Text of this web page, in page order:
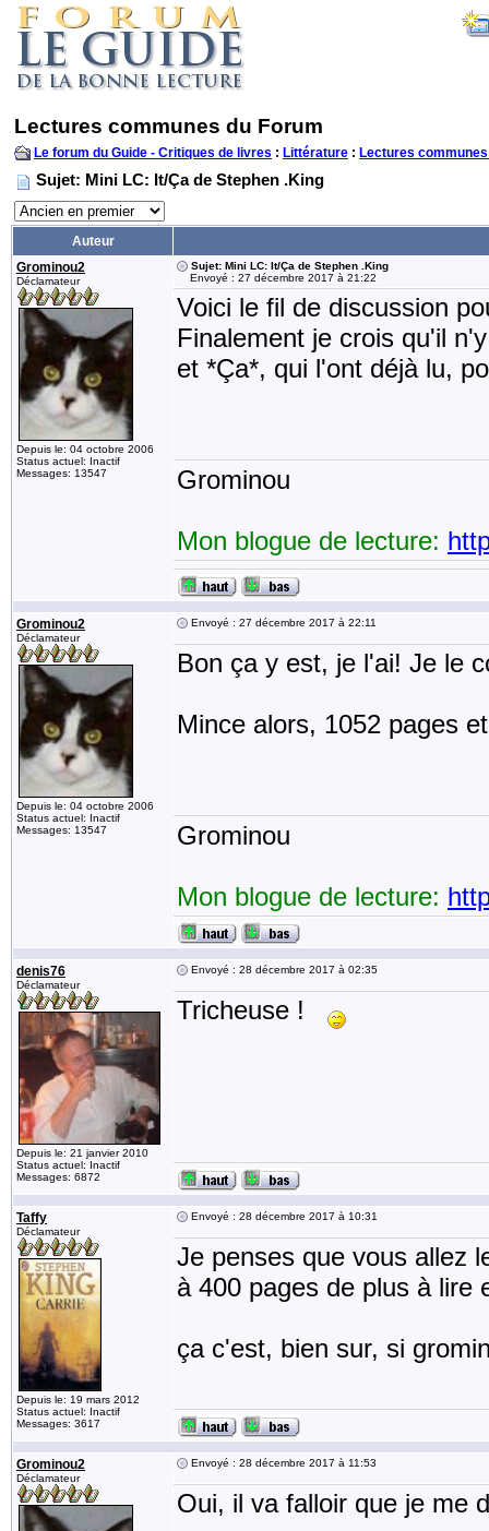
Lectures communes du Forum
Le forum du Guide - Critiques de livres : Littérature : Lectures
Sujet: Mini LC: It/Ça de Stephen .King
Auteur
Grominou2
Déclamateur
Depuis le: 04 octobre 2006
Status actuel: Inactif
Messages: 13547
Sujet: Mini LC: It/Ça de Stephen .King
Envoyé : 27 décembre 2017 à 21:22
Voici le fil de discussion
Finalement je crois qu'il
et *Ça*, qui l'ont déjà lu,
Grominou
Mon blogue de lecture:
Grominou2
Déclamateur
Depuis le: 04 octobre 2006
Status actuel: Inactif
Messages: 13547
Envoyé : 27 décembre 2017 à 22:11
Bon ça y est, je l'ai! Je le
Mince alors, 1052 pages
Grominou
Mon blogue de lecture:
denis76
Déclamateur
Depuis le: 21 janvier 2010
Status actuel: Inactif
Messages: 6872
Envoyé : 28 décembre 2017 à 02:35
Tricheuse !
Taffy
Déclamateur
Depuis le: 19 mars 2012
Status actuel: Inactif
Messages: 3617
Envoyé : 28 décembre 2017 à 10:31
Je penses que vous allez
à 400 pages de plus à lire
ça c'est, bien sur, si
Grominou2
Déclamateur
Envoyé : 28 décembre 2017 à 11:53
Oui, il va falloir que je me